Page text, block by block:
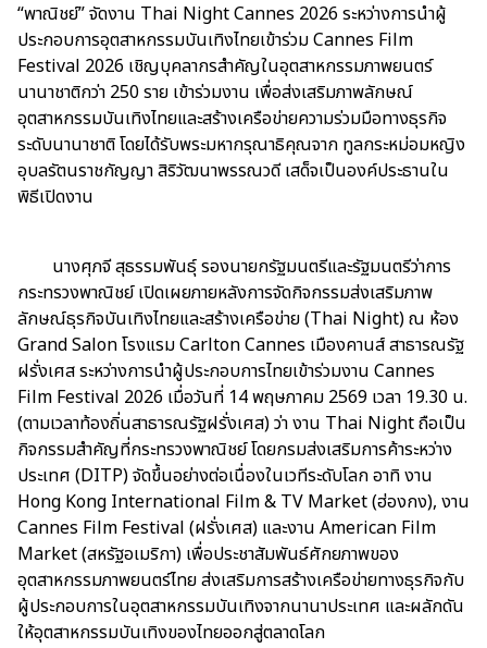
“พาณิชย์” จัดงาน Thai Night Cannes 2026 ระหว่างการนำผู้
ประกอบการอุตสาหกรรมบันเทิงไทยเข้าร่วม Cannes Film
Festival 2026 เชิญบุคลากรสำคัญในอุตสาหกรรมภาพยนตร์
นานาชาติกว่า 250 ราย เข้าร่วมงาน เพื่อส่งเสริมภาพลักษณ์
อุตสาหกรรมบันเทิงไทยและสร้างเครือข่ายความร่วมมือทางธุรกิจ
ระดับนานาชาติ โดยได้รับพระมหากรุณาธิคุณจาก ทูลกระหม่อมหญิง
อุบลรัตนราชกัญญา สิริวัฒนาพรรณวดี เสด็จเป็นองค์ประธานใน
พิธีเปิดงาน
นางศุภจี สุธรรมพันธุ์ รองนายกรัฐมนตรีและรัฐมนตรีว่าการ
กระทรวงพาณิชย์ เปิดเผยภายหลังการจัดกิจกรรมส่งเสริมภาพ
ลักษณ์ธุรกิจบันเทิงไทยและสร้างเครือข่าย (Thai Night) ณ ห้อง
Grand Salon โรงแรม Carlton Cannes เมืองคานส์ สาธารณรัฐ
ฝรั่งเศส ระหว่างการนำผู้ประกอบการไทยเข้าร่วมงาน Cannes
Film Festival 2026 เมื่อวันที่ 14 พฤษภาคม 2569 เวลา 19.30 น.
(ตามเวลาท้องถิ่นสาธารณรัฐฝรั่งเศส) ว่า งาน Thai Night ถือเป็น
กิจกรรมสำคัญที่กระทรวงพาณิชย์ โดยกรมส่งเสริมการค้าระหว่าง
ประเทศ (DITP) จัดขึ้นอย่างต่อเนื่องในเวทีระดับโลก อาทิ งาน
Hong Kong International Film & TV Market (ฮ่องกง), งาน
Cannes Film Festival (ฝรั่งเศส) และงาน American Film
Market (สหรัฐอเมริกา) เพื่อประชาสัมพันธ์ศักยภาพของ
อุตสาหกรรมภาพยนตร์ไทย ส่งเสริมการสร้างเครือข่ายทางธุรกิจกับ
ผู้ประกอบการในอุตสาหกรรมบันเทิงจากนานาประเทศ และผลักดัน
ให้อุตสาหกรรมบันเทิงของไทยออกสู่ตลาดโลก